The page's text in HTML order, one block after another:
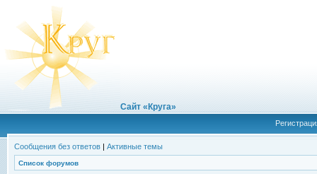
Сайт «Круга»
Сообщения без ответов | Активные темы
Список форумов